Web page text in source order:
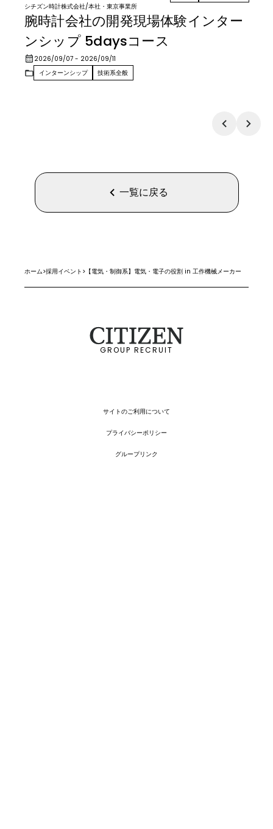
シチズン時計株式会社/本社・東京事業所
腕時計会社の開発現場体験インター
ンシップ 5daysコース
2026/09/07 - 2026/09/11
インターンシップ
技術系全般
一覧に戻る
ホーム>採用イベント > 【電気・制御系】電気・電子の役割 in 工作機械メーカー
GROUP RECRUIT
サイトのご利用について
プライバシーポリシー
グループリンク